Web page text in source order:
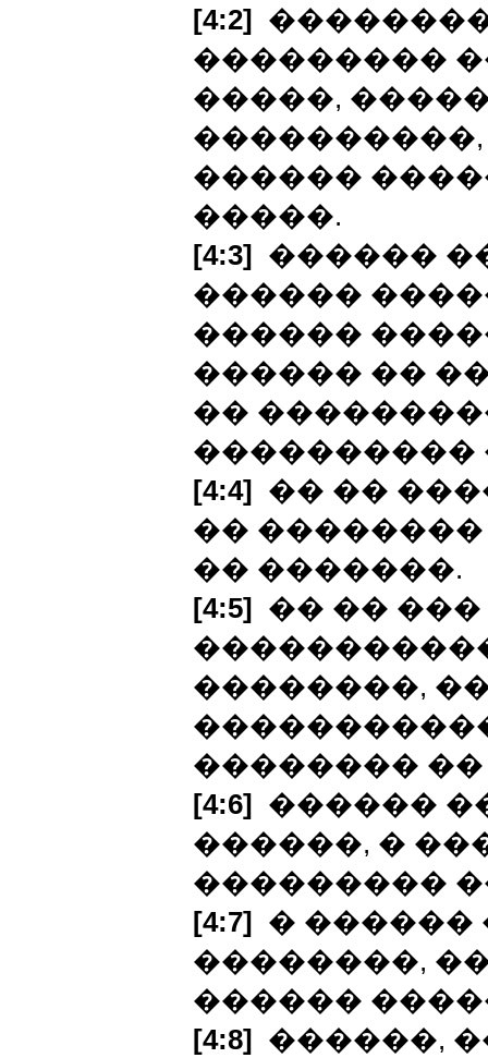
[4:2]
���������
�����,
������
�����.
[4:3] ������
������
������
������ ��
��
����������
[4:4] �� ��
��
�� �������.
[4:5] �� ��
��������,
��������
[4:6] ������
������, �
���������
[4:7] � ������
��������,
������
[4:8] ������,